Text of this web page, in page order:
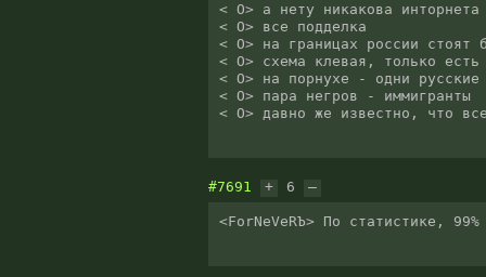
< O> а нету никакова инторнета
< O> все подделка
< O> на границах россии стоят
< O> схема клевая, только есть
< O> на порнухе - одни русские
< O> пара негров - иммигранты
< O> давно же известно, что
#7691 + 6 –
<ForNeVeRЪ> По статистике,